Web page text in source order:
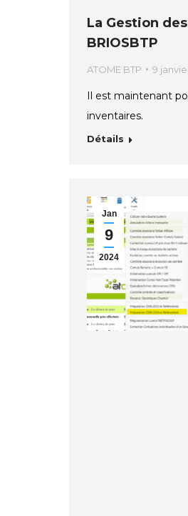
La Gestion
BRIOSBTP
ATOME BTP 9
Il est maintenant
inventaires.
Détails
Jan
9
2024